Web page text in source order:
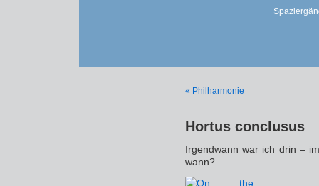
« Philharmonie
Hortus conclusus
Irgendwann war ich drin –
wann?